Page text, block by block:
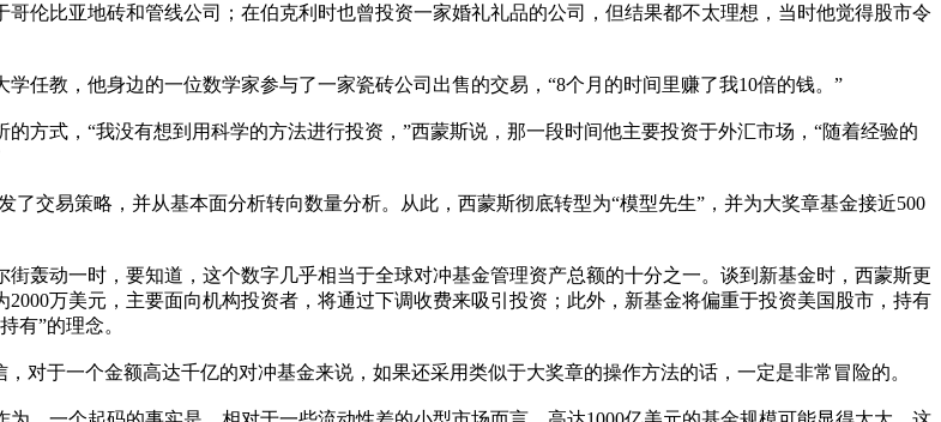
比亚地砖和管线公司；在伯克利时也曾投资一家婚礼礼品的公司，但结果都不太理想，当时他觉得股市令
教，他身边的一位数学家参与了一家瓷砖公司出售的交易，“8个月的时间里赚了我10倍的钱。”
式，“我没有想到用科学的方法进行投资，”西蒙斯说，那一段时间他主要投资于外汇市场，“随着经验的
交易策略，并从基本面分析转向数量分析。从此，西蒙斯彻底转型为“模型先生”，并为大奖章基金接近500
动一时，要知道，这个数字几乎相当于全球对冲基金管理资产总额的十分之一。谈到新基金时，西蒙斯更
万美元，主要面向机构投资者，将通过下调收费来吸引投资；此外，新基金将偏重于投资美国股市，持有
有”的理念。
于一个金额高达千亿的对冲基金来说，如果还采用类似于大奖章的操作方法的话，一定是非常冒险的。